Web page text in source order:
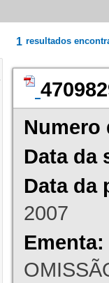
1 resultados
Numero
Data da
Data da
2007
Ementa: